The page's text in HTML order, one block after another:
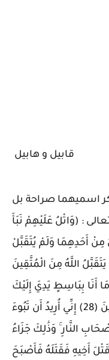
قابيل و هابيل
اسميهما صراحة بل
: (وَاتْلُ عَلَيْهِمْ نَبَأَ
مِنْ أَحَدِهِمَا وَلَمْ يُتَقَبَّلْ
اللَّهُ مِنَ الْمُتَّقِينَ
أَنَا بِبَاسِطٍ يَدِيَ إِلَيْكَ
لِأَقْتُلَكَ ۖ إِنِّي أَخَافُ اللَّهَ رَبَّ الْعَالَمِينَ (28) إِنِّي أُرِيدُ أَن تَبُوءَ
النَّارِ ۚ وَذَٰلِكَ جَزَاءُ
قَتْلَ أَخِيهِ فَقَتَلَهُ فَأَصْبَحَ